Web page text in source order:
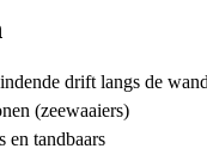
drift langs de wand
(zeewaaiers)
en tandbaars